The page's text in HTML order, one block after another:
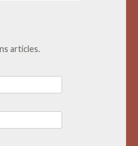
articles.